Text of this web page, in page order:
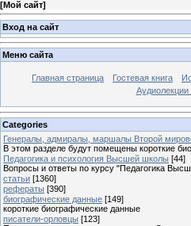
[Мой сайт]
Вход на сайт
Меню сайта
Главная страница Гостевая книга
Аудиолекции
Categories
Генералы, адмиралы, маршалы Второй
В этом разделе будут помещены короткие
Педагогика и психология Высшей школы [44]
Вопросы и ответы по курсу "Педагогика
статьи [1360]
рефераты [390]
биографические данные [149]
короткие биографические данные
писатели-орловцы [123]